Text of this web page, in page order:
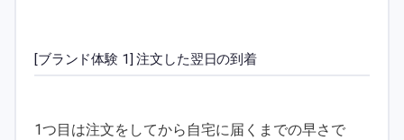
[ブランド体験 1] 注文した翌日の到着
1つ目は注文をしてから自宅に届くまでの早さで